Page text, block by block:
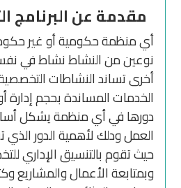
مقدمة عن البرنامج
أي منظمة حكومية أو غير
نوعين من النشاط نشاط في
أخرى تساند النشاطات
الخدمات المساندة بحجم إدارة
دورها في أي منظمة يشكل
العمل ودلك لأهمية الدور الذي
حيث تقوم بالتنسيق الإداري
وبمتابعة الأعمال والمشاريع